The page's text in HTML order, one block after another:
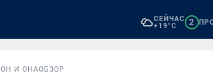
СЕЙЧАС
+19°C
2
ОН И ОНАОБЗОР